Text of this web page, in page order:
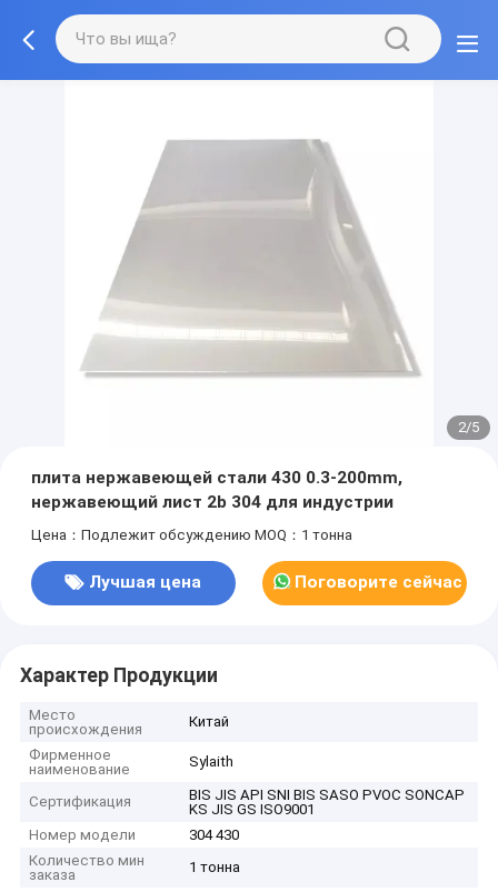
2/5
плита нержавеющей стали 430 0.3-200mm,
нержавеющий лист 2b 304 для индустрии
Цена：Подлежит обсуждению MOQ：1 тонна
Лучшая цена Поговорите сейчас
Характер Продукции
Место
происхождения
Китай
Фирменное
наименование
Sylaith
Сертификация
BIS JIS API SNI BIS SASO PVOC SONCAP
KS JIS GS ISO9001
Номер модели
304 430
Количество мин
заказа
1 тонна